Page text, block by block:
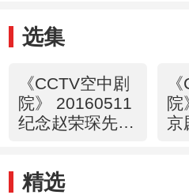
选集
《CCTV空中剧
院》 20160511
纪念赵荣琛先生
谈）
院
京
精选